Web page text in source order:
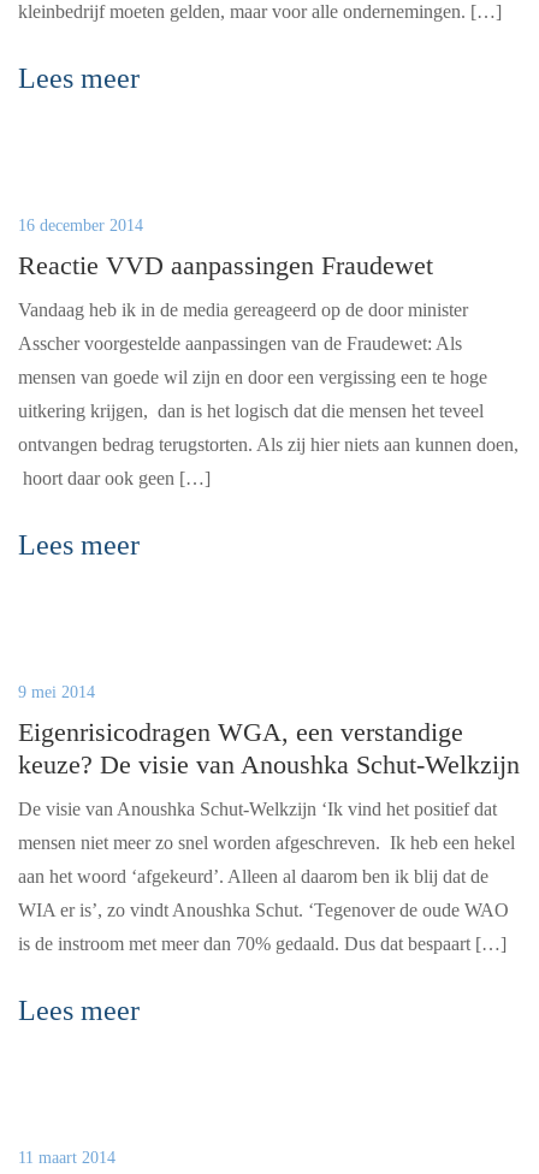
kleinbedrijf moeten gelden, maar voor alle ondernemingen. […]
Lees meer
16 december 2014
Reactie VVD aanpassingen Fraudewet
Vandaag heb ik in de media gereageerd op de door minister
Asscher voorgestelde aanpassingen van de Fraudewet: Als
mensen van goede wil zijn en door een vergissing een te hoge
uitkering krijgen, dan is het logisch dat die mensen het teveel
ontvangen bedrag terugstorten. Als zij hier niets aan kunnen doen,
hoort daar ook geen […]
Lees meer
9 mei 2014
Eigenrisicodragen WGA, een verstandige
keuze? De visie van Anoushka Schut-Welkzijn
De visie van Anoushka Schut-Welkzijn ‘Ik vind het positief dat
mensen niet meer zo snel worden afgeschreven. Ik heb een hekel
aan het woord ‘afgekeurd’. Alleen al daarom ben ik blij dat de
WIA er is’, zo vindt Anoushka Schut. ‘Tegenover de oude WAO
is de instroom met meer dan 70% gedaald. Dus dat bespaart […]
Lees meer
11 maart 2014